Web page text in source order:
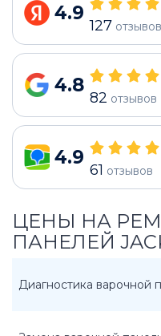
4.9
127 отзывов
4.8
82 отзывов
4.9
61 отзывов
ЦЕНЫ НА
ПАНЕЛЕЙ
Диагностика варочной